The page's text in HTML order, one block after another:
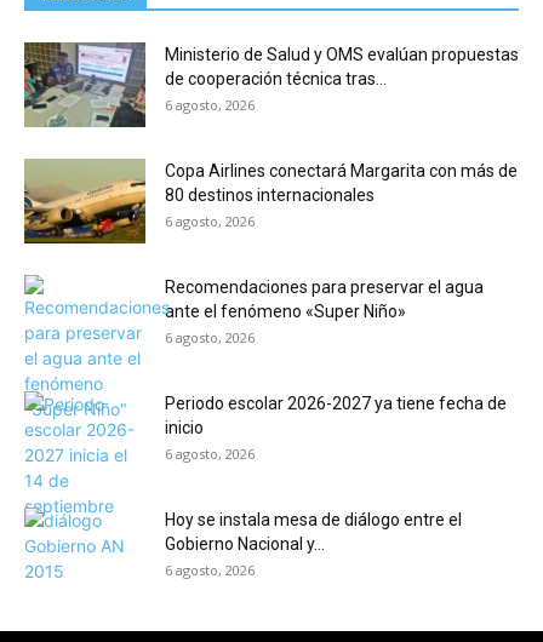
Ministerio de Salud y OMS evalúan propuestas
de cooperación técnica tras...
6 agosto, 2026
Copa Airlines conectará Margarita con más de
80 destinos internacionales
6 agosto, 2026
Recomendaciones para preservar el agua
ante el fenómeno «Super Niño»
6 agosto, 2026
Periodo escolar 2026-2027 ya tiene fecha de
inicio
6 agosto, 2026
Hoy se instala mesa de diálogo entre el
Gobierno Nacional y...
6 agosto, 2026